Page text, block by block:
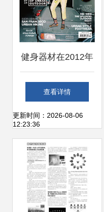
健身器材在2012年
广州1626产品设计
研究中的体现与思
考
查看详情
更新时间：2026-08-06
12:23:36